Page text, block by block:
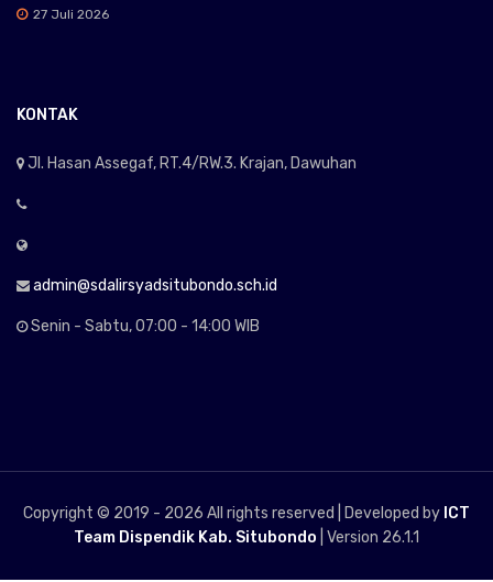
27 Juli 2026
KONTAK
Jl. Hasan Assegaf, RT.4/RW.3. Krajan, Dawuhan
admin@sdalirsyadsitubondo.sch.id
Senin - Sabtu, 07:00 - 14:00 WIB
Copyright © 2019 - 2026 All rights reserved | Developed by ICT
Team Dispendik Kab. Situbondo | Version 26.1.1